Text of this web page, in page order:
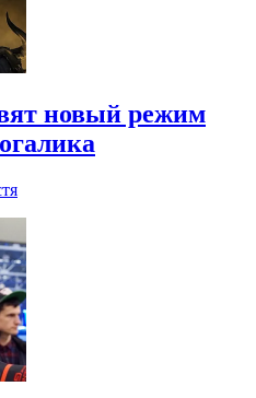
новый режим